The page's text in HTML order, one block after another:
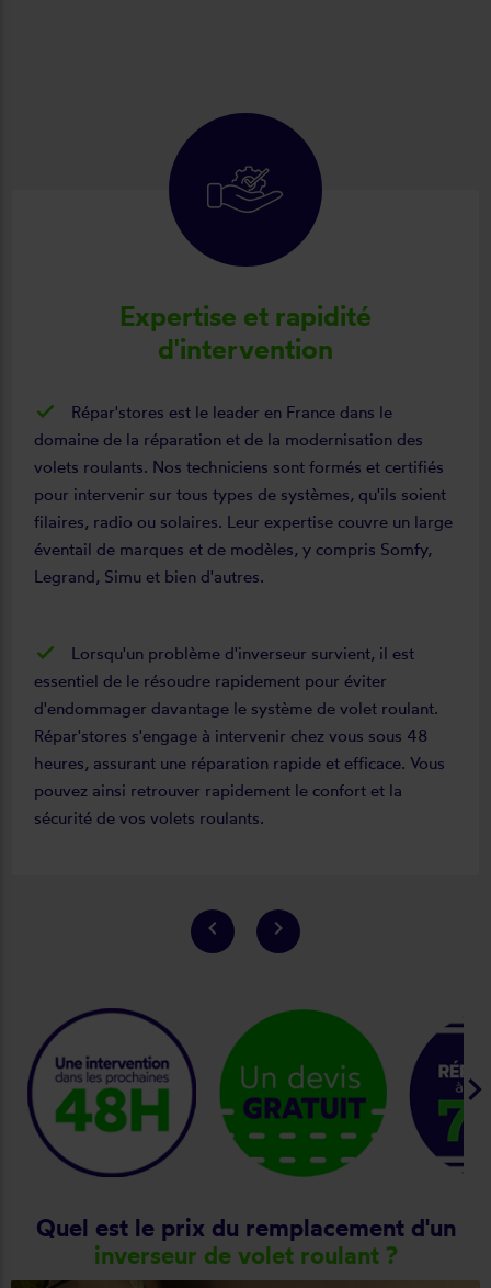
Expertise et rapidité
d'intervention
Répar'stores est le leader en France dans le
domaine de la réparation et de la modernisation des
volets roulants. Nos techniciens sont formés et certifiés
pour intervenir sur tous types de systèmes, qu'ils soient
filaires, radio ou solaires. Leur expertise couvre un large
éventail de marques et de modèles, y compris Somfy,
Legrand, Simu et bien d'autres.
Lorsqu'un problème d'inverseur survient, il est
essentiel de le résoudre rapidement pour éviter
d'endommager davantage le système de volet roulant.
Répar'stores s'engage à intervenir chez vous sous 48
heures, assurant une réparation rapide et efficace. Vous
pouvez ainsi retrouver rapidement le confort et la
sécurité de vos volets roulants.
keyboard_arrow_left keyboard_arrow_right
Quel est le prix du remplacement d'un
inverseur de volet roulant ?